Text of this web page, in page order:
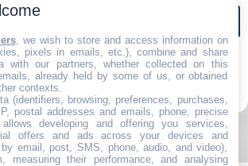
Show 2026
(MWC Barcelona) 2026
, we wish to store and access information on
pixels in emails, etc.), combine and share
with our partners, whether collected on this
already held by some of us, or obtained
contexts.
(identifiers, browsing, preferences, purchases,
postal addresses and emails, phone, precise
developing and offering you services,
offers and ads across your devices and
email, post, SMS, phone, audio, and video),
measuring their performance, and analysing